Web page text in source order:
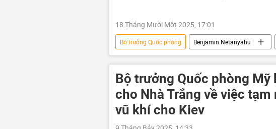
18 Tháng Mười Một 2025, 17:01
Bộ trưởng Quốc phòng Benjamin Netanyahu
Gaza
Palestine ICC
Tòa án
Vòng xoáy căng thẳng mới ở Trung Đông
Bộ trưởng Quốc phòng
cho Nhà Trắng về việc
vũ khí cho Kiev